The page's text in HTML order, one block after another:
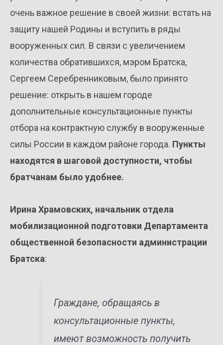
очень важное решение в своей жизни: встать на
защиту нашей Родины и вступить в ряды
вооруженных сил. В связи с увеличением
количества обратившихся, мэром Братска,
Сергеем Серебренниковым, было принято
решение: открыть в нашем городе
дополнительные консультационные пункты
отбора на контрактную службу в вооруженные
силы России в каждом районе города. Пункты
находятся в шаговой доступности, чтобы
братчанам было удобнее.
Ирина Храмовских, начальник отдела
мобилизационной подготовки Департамента
общественной безопасности администрации
Братска:
Граждане, обращаясь в
консультационные пункты,
имеют возможность получить